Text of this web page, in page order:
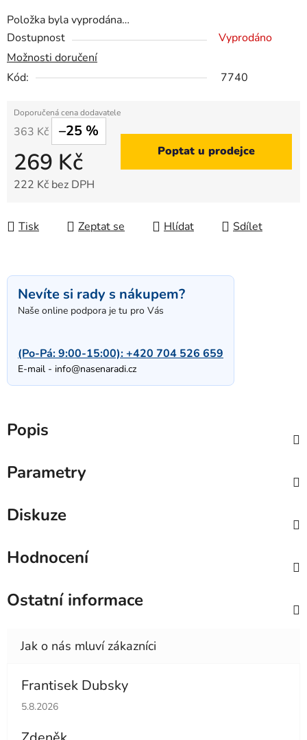
Položka byla vyprodána…
Dostupnost
Vyprodáno
Možnosti doručení
Kód:
7740
363 Kč –25 %
269 Kč
222 Kč bez DPH
Poptat u prodejce
Tisk Zeptat se Hlídat Sdílet
Nevíte si rady s nákupem?
Naše online podpora je tu pro Vás
(Po-Pá: 9:00-15:00):+420 704 526 659
E-mail - info@nasenaradi.cz
Popis
Parametry
Diskuze
Hodnocení
Ostatní informace
Frantisek Dubsky
Hodnocení obchodu je 5 z 5 hvězdiček.
5.8.2026